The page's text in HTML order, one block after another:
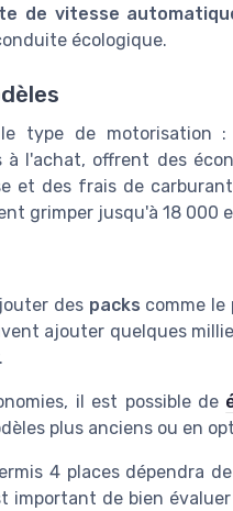
de vitesse
écologique.
type de motorisation :
l'achat, offrent des
et des frais de
grimper jusqu'à 18 000
des packs comme le
ajouter quelques
il est possible de
plus anciens ou en
4 places dépendra
important de bien